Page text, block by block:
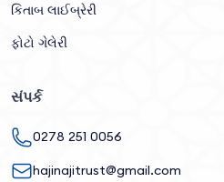
કિતાબ લાઈબ્રેરી
ફોટો ગેલેરી
સંપર્ક
0278 251 0056
hajinajitrust@gmail.com